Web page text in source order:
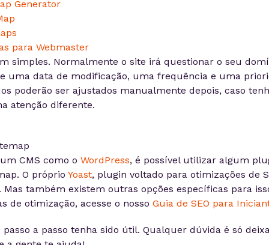
Generator
para Webmaster
simples. Normalmente o site irá questionar o seu
uma data de modificação, uma frequência e uma
poderão ser ajustados manualmente depois, caso
atenção diferente.
CMS como o WordPress, é possível utilizar algum
O próprio Yoast, plugin voltado para otimizações de
também existem outras opções específicas para
de otimização, acesse o nosso Guia de SEO para
passo a passo tenha sido útil. Qualquer dúvida é só